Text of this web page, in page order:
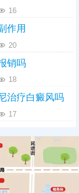
16
作用
20
销吗
18
治疗白癜风吗
17